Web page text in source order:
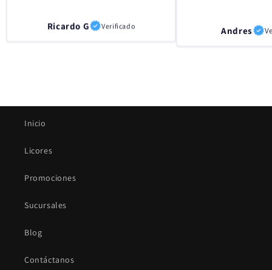
Ricardo G Verificado Andres
Inicio
Licores
Promociones
Sucursales
Blog
Contáctanos